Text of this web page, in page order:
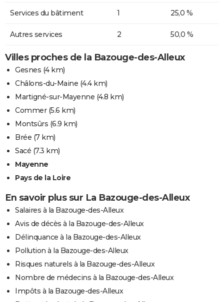
Services du bâtiment 1 25,0 %
Autres services 2 50,0 %
Villes proches de la Bazouge-des-Alleux
Gesnes (4 km)
Châlons-du-Maine (4.4 km)
Martigné-sur-Mayenne (4.8 km)
Commer(5.6 km)
Montsûrs (6.9 km)
Brée (7 km)
Sacé (7.3 km)
Mayenne
Pays de la Loire
En savoir plus sur La Bazouge-des-Alleux
Salaires à la Bazouge-des-Alleux
Avis de décès à la Bazouge-des-Alleux
Délinquance à la Bazouge-des-Alleux
Pollution à la Bazouge-des-Alleux
Risques naturels à la Bazouge-des-Alleux
Nombre de médecins à la Bazouge-des-Alleux
Impôts à la Bazouge-des-Alleux